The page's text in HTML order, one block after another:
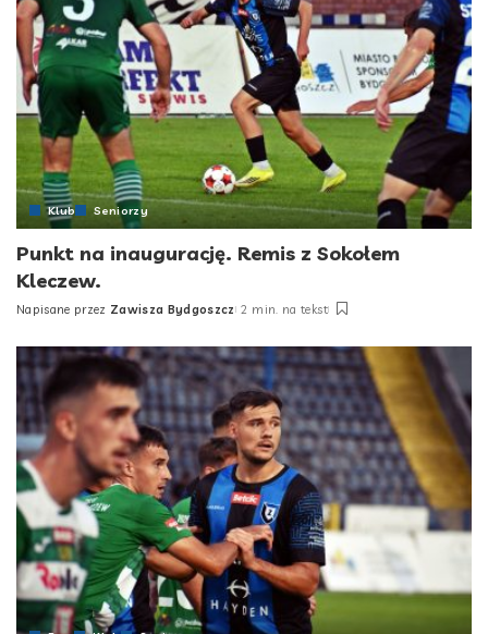
Klub Seniorzy
Punkt na inaugurację. Remis z Sokołem
Kleczew.
Posted
Napisane przez Zawisza Bydgoszcz 2 min. na tekst